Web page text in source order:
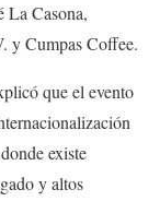
La Casona,
y Cumpas Coffee.
que el evento
existe
y altos